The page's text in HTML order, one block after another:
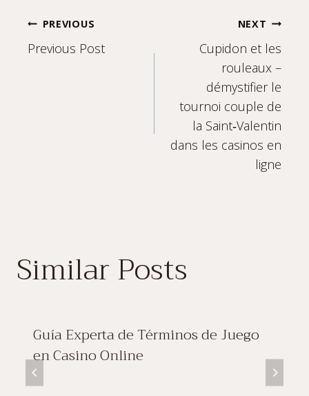
Post
PREVIOUS
Previous Post
NEXT
Cupidon et les
rouleaux –
démystifier le
tournoi couple de
la Saint‑Valentin
dans les casinos en
ligne
Similar Posts
Guía Experta de Términos de Juego
en Casino Online